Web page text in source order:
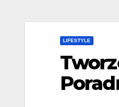
LIFESTYLE